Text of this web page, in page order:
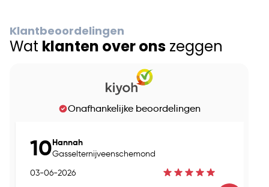
Klantbeoordelingen
Wat klanten over ons zeggen
Onafhankelijke beoordelingen
10Hannah
Gasselternijveenschemond
03-06-2026